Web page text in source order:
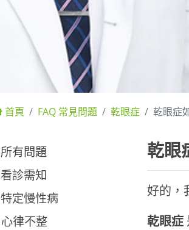
首頁 FAQ 常見問題 乾眼症 乾眼症
所有問題
看診需知
特定慢性病
心律不整
乾眼
好的，
乾眼症